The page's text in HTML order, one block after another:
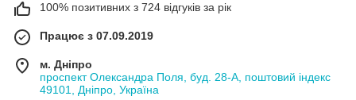
100% позитивних з 724 відгуків за рік
Працює з 07.09.2019
м. Дніпро
проспект Олександра Поля, буд. 28-А, поштовий індекс
49101, Дніпро, Україна